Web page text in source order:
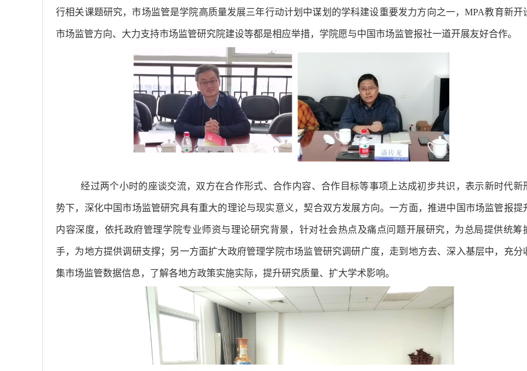
行相关课题研究，市场监管是学院高质量发展三年行动计划中谋划的学科建设重要发力方向之一，MPA教育新开
市场监管方向、大力支持市场监管研究院建设等都是相应举措，学院愿与中国市场监管报社一道开展友好合作。
经过两个小时的座谈交流，双方在合作形式、合作内容、合作目标等事项上达成初步共识，表示新时代新
势下，深化中国市场监管研究具有重大的理论与现实意义，契合双方发展方向。一方面，推进中国市场监管报提
内容深度，依托政府管理学院专业师资与理论研究背景，针对社会热点及痛点问题开展研究，为总局提供统筹
手，为地方提供调研支撑；另一方面扩大政府管理学院市场监管研究调研广度，走到地方去、深入基层中，充分
集市场监管数据信息，了解各地方政策实施实际，提升研究质量、扩大学术影响。